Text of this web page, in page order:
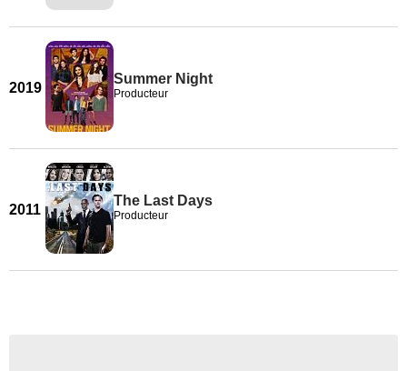
2019
Summer Night
Producteur
2011
The Last Days
Producteur